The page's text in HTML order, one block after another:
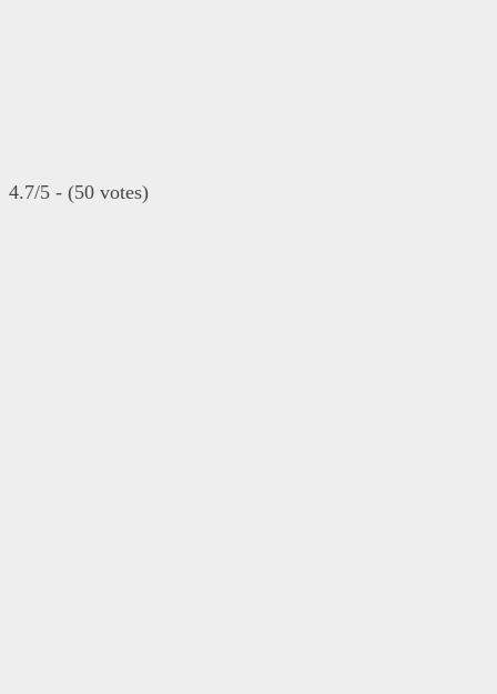
4.7/5 - (50 votes)